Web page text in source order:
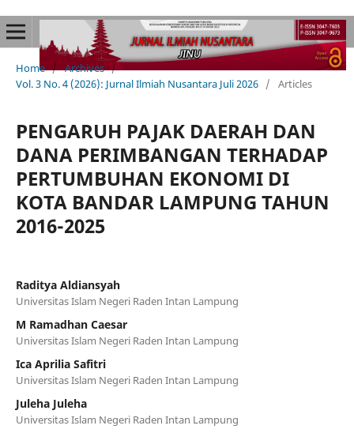
Home / Archives /
Vol. 3 No. 4 (2026): Jurnal Ilmiah Nusantara Juli 2026 / Articles
PENGARUH PAJAK DAERAH DAN
DANA PERIMBANGAN TERHADAP
PERTUMBUHAN EKONOMI DI
KOTA BANDAR LAMPUNG TAHUN
2016-2025
Raditya Aldiansyah
Universitas Islam Negeri Raden Intan Lampung
M Ramadhan Caesar
Universitas Islam Negeri Raden Intan Lampung
Ica Aprilia Safitri
Universitas Islam Negeri Raden Intan Lampung
Juleha Juleha
Universitas Islam Negeri Raden Intan Lampung